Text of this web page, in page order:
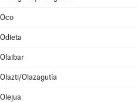
Oco
Odieta
Olaibar
Olazti/Olazagutía
Olejua